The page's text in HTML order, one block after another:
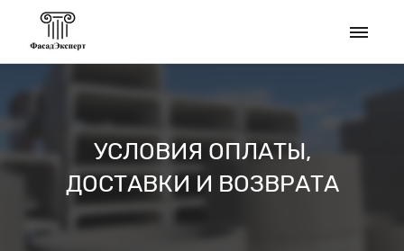
УСЛОВИЯ ОПЛАТЫ,
ДОСТАВКИ И ВОЗВРАТА